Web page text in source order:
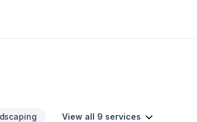
View all 9 services